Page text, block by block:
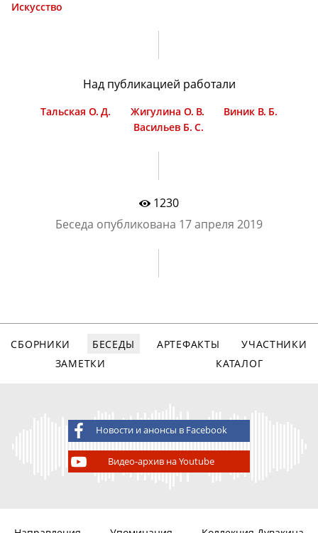
Искусство
Над публикацией работали
Тальская О. Д. Жигулина О. В.
Виник В. Б.
Васильев Б. С.
1230
Беседа опубликована 17 апреля 2019
СБОРНИКИ БЕСЕДЫ АРТЕФАКТЫ
УЧАСТНИКИ
ЗАМЕТКИ
КАТАЛОГ
Новости и анонсы в Facebook
Видео-архив на Youtube